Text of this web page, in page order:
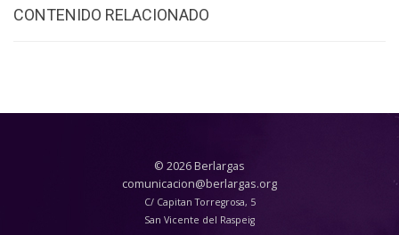
CONTENIDO RELACIONADO
© 2026 Berlargas
comunicacion@berlargas.org
C/ Capitan Torregrosa, 5
San Vicente del Raspeig